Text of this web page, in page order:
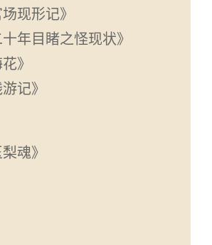
现形记》
年目睹之怪现状》
》
记》
魂》